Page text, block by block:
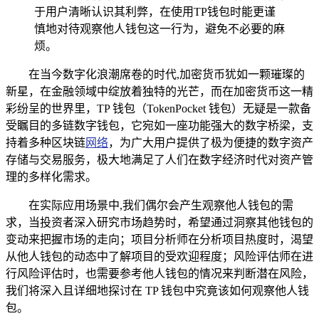
于用户清晰认识其利弊，在使用TP钱包时能更谨
慎地对待观察他人钱包这一行为，避免不必要的麻
烦。
在当今数字化浪潮席卷的时代,加密货币犹如一颗璀璨的
新星，在金融领域中绽放着独特的光芒，而在加密货币这一精
彩纷呈的世界里，TP 钱包（TokenPocket 钱包）无疑是一款备
受瞩目的多链数字钱包，它宛如一座功能强大的数字桥梁，支
持着多种区块链网络，为广大用户提供了极为便捷的数字资产
存储与交易服务，极大地满足了人们在数字经济时代对资产管
理的多样化需求。
在实际应用场景中,我们偶尔会产生观察他人钱包的需
求，当投资者深入研究市场趋势时，希望通过洞察其他钱包的
变动来把握市场的走向；项目分析师在分析项目热度时，渴望
从他人钱包的动态中了解项目的受欢迎程度；风险评估师在进
行风险评估时，也需要参考他人钱包的情况来判断潜在风险，
我们将深入且详细地探讨在 TP 钱包中究竟该如何观察他人钱
包。